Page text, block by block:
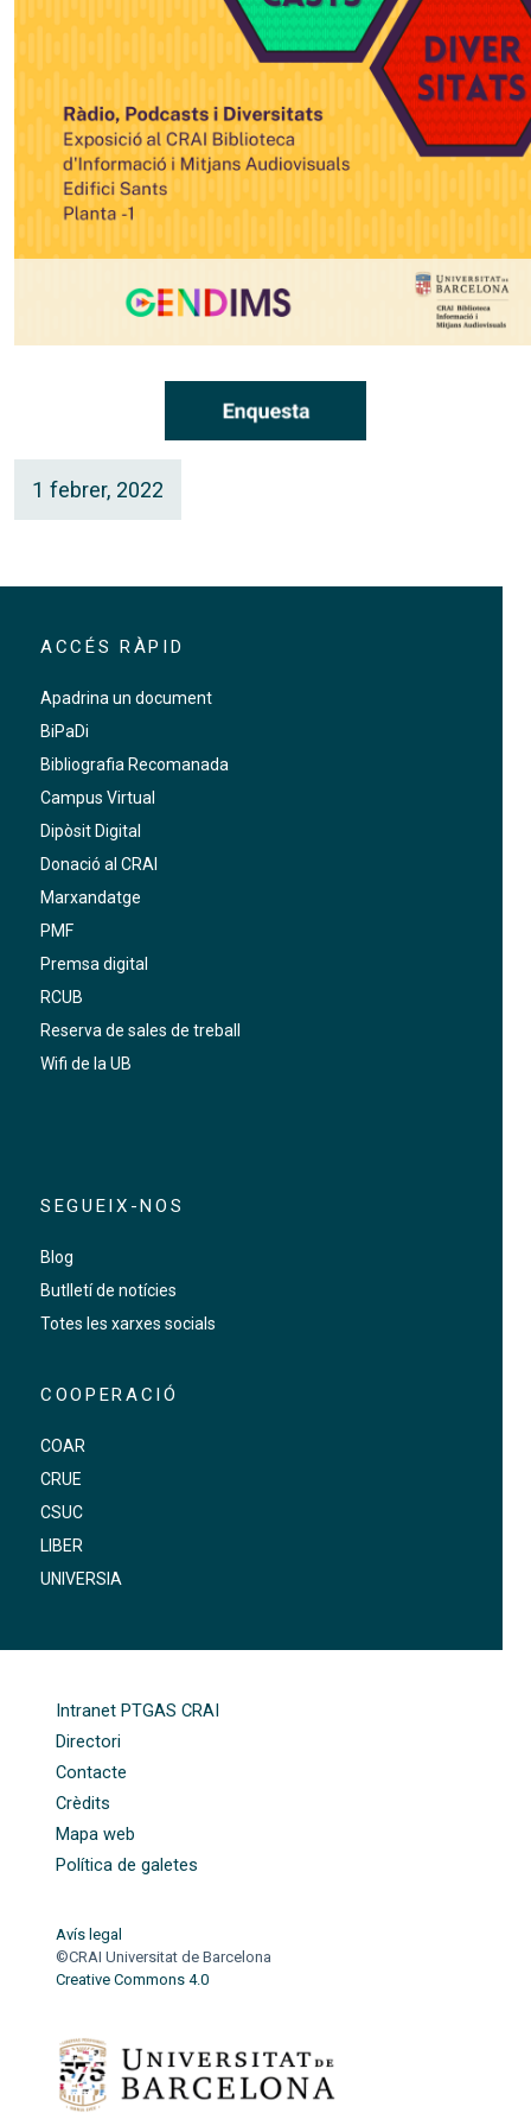
1 febrer, 2022
ACCÉS RÀPID
Apadrina un document
BiPaDi
Bibliografia Recomanada
Campus Virtual
Dipòsit Digital
Donació al CRAI
Marxandatge
PMF
Premsa digital
RCUB
Reserva de sales de treball
Wifi de la UB
SEGUEIX-NOS
Blog
Butlletí de notícies
Totes les xarxes socials
COOPERACIÓ
COAR
CRUE
CSUC
LIBER
UNIVERSIA
Intranet PTGAS CRAI
Directori
Contacte
Crèdits
Mapa web
Política de galetes
Avís legal
©CRAI Universitat de Barcelona
Creative Commons 4.0